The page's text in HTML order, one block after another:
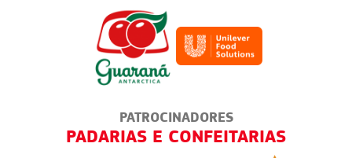
PATROCINADORES
GESTÃO FINANCEIRA